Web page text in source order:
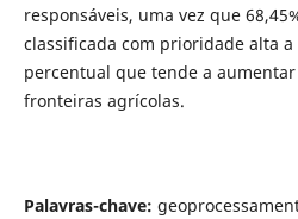
responsáveis, uma vez que
classificada com prioridade alta
percentual que tende a aumentar
fronteiras agrícolas.
Palavras-chave: